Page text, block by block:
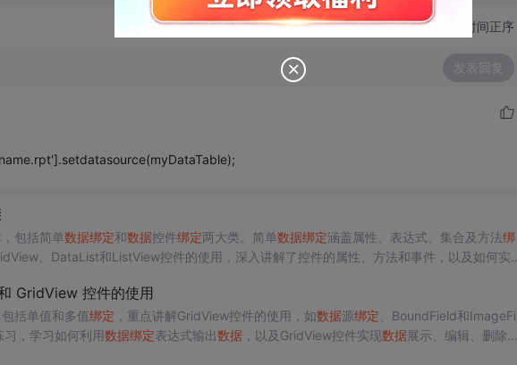
切换为时间正序
发表回复
包括简单数据绑定和数据控件绑定两大类。简单数据绑定涵盖属性、表达式、集合及方法绑
、DataList和ListView控件的使用，深入讲解了控件的属性、方法和事件，以及如何实
GridView 控件的使用
括单值和多值绑定 ，重点讲解GridView控件的使用，如数据源绑定 、BoundField和ImageFi
，学习如何利用数据绑定表达式输出数据，以及GridView控件实现数据展示、编辑、删除和